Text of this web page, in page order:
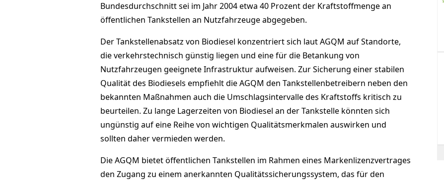
Bundesdurchschnitt sei im Jahr 2004 etwa 40 Prozent der Kraftstoffmenge an
öffentlichen Tankstellen an Nutzfahrzeuge abgegeben.
Der Tankstellenabsatz von Biodiesel konzentriert sich laut AGQM auf Standorte,
die verkehrstechnisch günstig liegen und eine für die Betankung von
Nutzfahrzeugen geeignete Infrastruktur aufweisen. Zur Sicherung einer stabilen
Qualität des Biodiesels empfiehlt die AGQM den Tankstellenbetreibern neben den
bekannten Maßnahmen auch die Umschlagsintervalle des Kraftstoffs kritisch zu
beurteilen. Zu lange Lagerzeiten von Biodiesel an der Tankstelle könnten sich
ungünstig auf eine Reihe von wichtigen Qualitätsmerkmalen auswirken und
sollten daher vermieden werden.
Die AGQM bietet öffentlichen Tankstellen im Rahmen eines Markenlizenzvertrages
den Zugang zu einem anerkannten Qualitätssicherungssystem, das für den